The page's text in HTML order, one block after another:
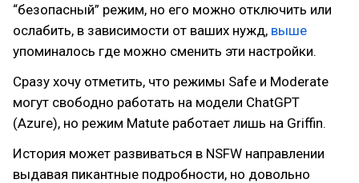
“безопасный” режим, но его можно отключить или
ослабить, в зависимости от ваших нужд, выше
упоминалось где можно сменить эти настройки.
Сразу хочу отметить, что режимы Safe и Moderate
могут свободно работать на модели ChatGPT
(Azure), но режим Matute работает лишь на Griffin.
История может развиваться в NSFW направлении
выдавая пикантные подробности, но довольно